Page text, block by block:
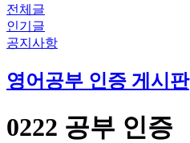
전체글
인기글
공지사항
영어공부 인증 게시판
0222 공부 인증